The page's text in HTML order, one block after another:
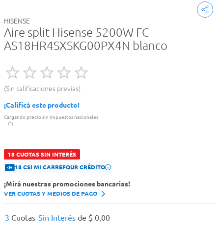
HISENSE
Aire split Hisense 5200W FC
AS18HR4SXSKG00PX4N blanco
Sin calificaciones previas
¡Calificá este producto!
Cargando precio sin impuestos nacionales
18 CUOTAS SIN INTERÉS
18 CSI MI CARREFOUR CRÉDITO
¡Mirá nuestras promociones bancarias!
VER CUOTAS Y MEDIOS DE PAGO
3 Cuotas Sin Interés de $ 0,00